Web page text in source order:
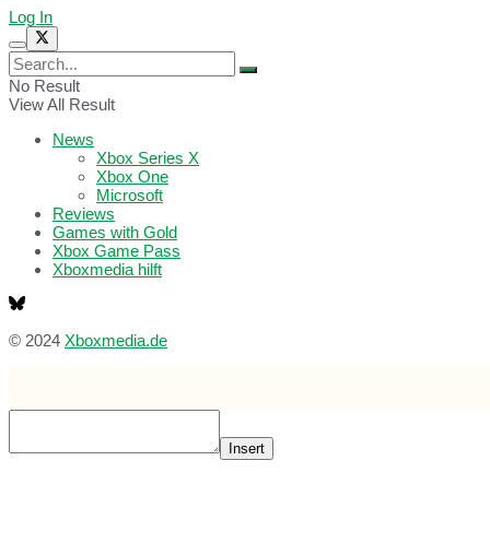
Log In
No Result
View All Result
News
Xbox Series X
Xbox One
Microsoft
Reviews
Games with Gold
Xbox Game Pass
Xboxmedia hilft
© 2024 Xboxmedia.de
Insert